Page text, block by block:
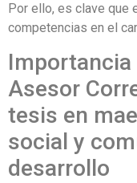
Por ello, es clave que
competencias en el
Importancia
Asesor
tesis en
social y
desarrollo